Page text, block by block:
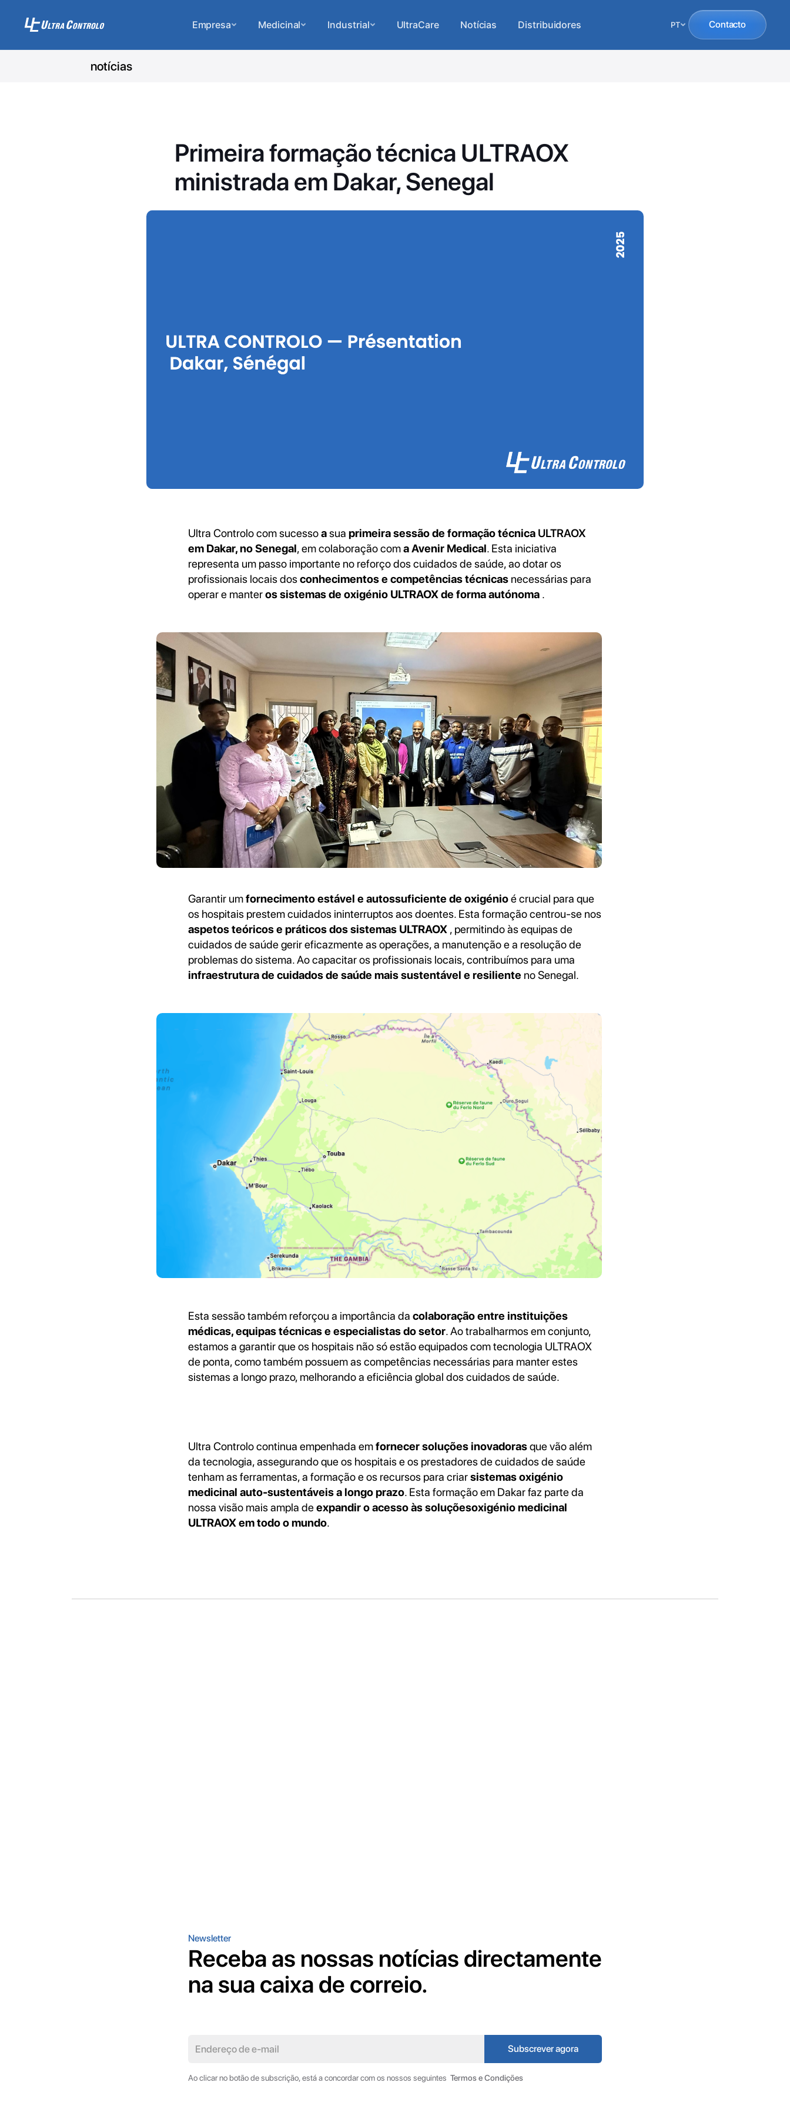
Empresa Medicinal Industrial UltraCare Notícias Distribuidores PT Contacto
notícias
Primeira formação técnica ULTRAOX
ministrada em Dakar, Senegal
Ultra Controlo com sucessoasua primeira sessão de formação técnica ULTRAOX
em Dakar, no Senegal, em colaboração coma Avenir Medical. Esta iniciativa
representa um passo importante no reforço dos cuidados de saúde, ao dotar os
profissionais locais dosconhecimentos e competências técnicasnecessárias para
operar e manteros sistemas de oxigénio ULTRAOX de forma autónoma .
Garantir umfornecimento estável e autossuficiente de oxigénioé crucial para que
os hospitais prestem cuidados ininterruptos aos doentes. Esta formação centrou-se nos
aspetos teóricos e práticos dos sistemas ULTRAOX , permitindo às equipas de
cuidados de saúde gerir eficazmente as operações, a manutenção e a resolução de
problemas do sistema. Ao capacitar os profissionais locais, contribuímos para uma
infraestrutura de cuidados de saúde mais sustentável e resiliente no Senegal.
Esta sessão também reforçou a importância da colaboração entre instituições
médicas, equipas técnicas e especialistas do setor. Ao trabalharmos em conjunto,
estamos a garantir que os hospitais não só estão equipados com tecnologia ULTRAOX
de ponta, como também possuem as competências necessárias para manter estes
sistemas a longo prazo, melhorando a eficiência global dos cuidados de saúde.
Ultra Controlo continua empenhada emfornecer soluções inovadorasque vão além
da tecnologia, assegurando que os hospitais e os prestadores de cuidados de saúde
tenham as ferramentas, a formação e os recursos para criarsistemas oxigénio
medicinal auto-sustentáveis a longo prazo. Esta formação em Dakar faz parte da
nossa visão mais ampla deexpandir o acesso às soluçõesoxigénio medicinal
ULTRAOX em todo o mundo.
Newsletter
Receba as nossas notícias directamente
na sua caixa de correio.
Ao clicar no botão de subscrição, está a concordar com os nossos seguintes Termos e Condições